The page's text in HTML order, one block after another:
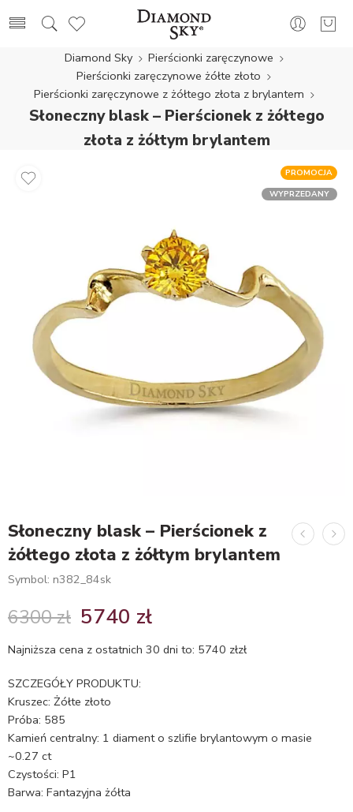
Diamond Sky
Pierścionki zaręczynowe
Pierścionki zaręczynowe żółte złoto
Pierścionki zaręczynowe z żółtego złota z brylantem
Słoneczny blask – Pierścionek z żółtego
złota z żółtym brylantem
PROMOCJA
WYPRZEDANY
Słoneczny blask – Pierścionek z
żółtego złota z żółtym brylantem
Symbol: n382_84sk
6300zł 5740 zł
Najniższa cena z ostatnich 30 dni to: 5740 złzł
SZCZEGÓŁY PRODUKTU:
Kruszec: Żółte złoto
Próba: 585
Kamień centralny: 1 diament o szlifie brylantowym o masie
~0.27 ct
Czystości: P1
Barwa: Fantazyjna żółta